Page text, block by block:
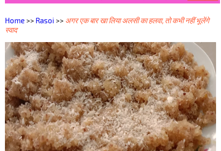
Home >> Rasoi >> अगर एक बार खा लिया अलसी का हलवा, तो कभी नहीं भूलेंगे
स्वाद